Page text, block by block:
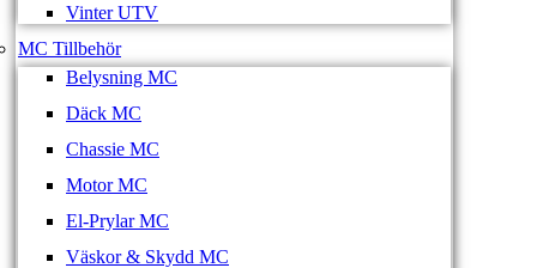
Vinter UTV
MC Tillbehör
Belysning MC
Däck MC
Chassie MC
Motor MC
El-Prylar MC
Väskor & Skydd MC